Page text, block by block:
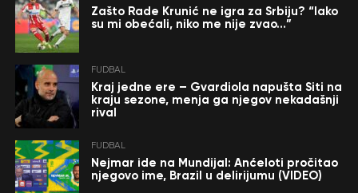
Zašto Rade Krunić ne igra za Srbiju? “Iako
su mi obećali, niko me nije zvao…”
FUDBAL
Kraj jedne ere – Gvardiola napušta Siti na
kraju sezone, menja ga njegov nekadašnji
rival
FUDBAL
Nejmar ide na Mundijal: Anćeloti pročitao
njegovo ime, Brazil u delirijumu (VIDEO)